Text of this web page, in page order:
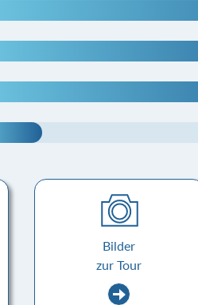
Bilder
zur Tour